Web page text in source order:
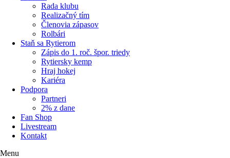
Rada klubu
Realizačný tím
Členovia zápasov
Rolbári
Staň sa Rytierom
Zápis do 1. roč. špor. triedy
Rytiersky kemp
Hraj hokej
Kariéra
Podpora
Partneri
2% z dane
Fan Shop
Livestream
Kontakt
Menu